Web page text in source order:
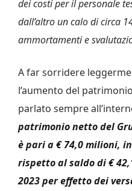
dei costi per il personale
dall’altro un calo di circa
ammortamenti e
A far sorridere
l’aumento del
parlato sempre
patrimonio netto del
è pari a € 74,0 milioni,
rispetto al saldo di €
2023 per effetto dei